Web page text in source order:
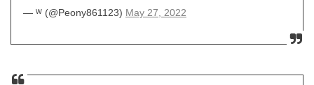
— ᵂ (@Peony861123) May 27, 2022